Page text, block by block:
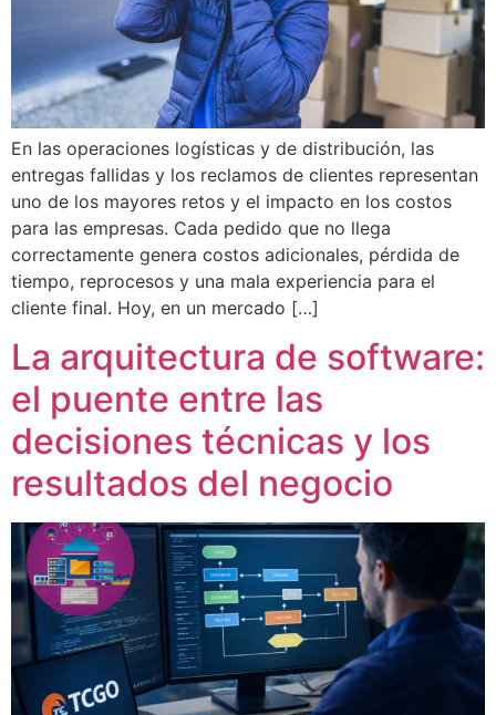
En las operaciones logísticas y de distribución, las
entregas fallidas y los reclamos de clientes representan
uno de los mayores retos y el impacto en los costos
para las empresas. Cada pedido que no llega
correctamente genera costos adicionales, pérdida de
tiempo, reprocesos y una mala experiencia para el
cliente final. Hoy, en un mercado […]
La arquitectura de software:
el puente entre las
decisiones técnicas y los
resultados del negocio